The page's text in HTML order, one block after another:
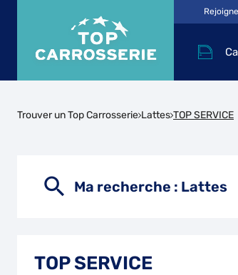
Trouver un Top Carrosserie Lattes TOP SERVICE
Ma recherche : Lattes
TOP SERVICE